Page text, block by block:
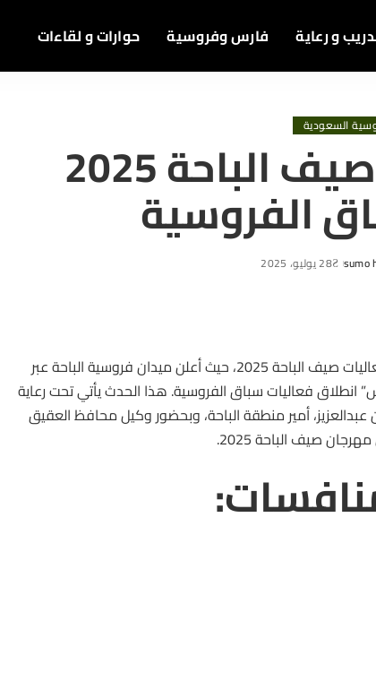
و رعاية فارس وفروسية حوارات و لقاءات
السعودية
ضمن فعاليات صيف الباحة 2025
الفروسية
sumo 28 يوليو، 2025
انطلق سباق الفروسية ضمن فعاليات صيف الباحة 2025، حيث أعلن ميدان فروسية الباحة عبر
انطلاق فعاليات سباقالفروسية. هذا الحدث يأتي تحت رعاية
أمير منطقة الباحة، وبحضور وكيل محافظ العقيق
صيف الباحة 2025.